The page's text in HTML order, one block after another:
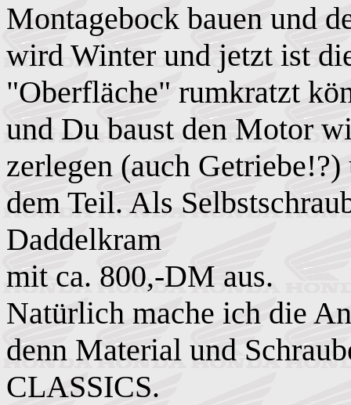
Montagebock bauen und
wird Winter und jetzt ist
"Oberfläche" rumkratzt
und Du baust den Motor
zerlegen (auch
dem Teil. Als
Daddelkram
mit ca. 800,-DM aus.
Natürlich mache ich die
denn Material und
CLASSICS.